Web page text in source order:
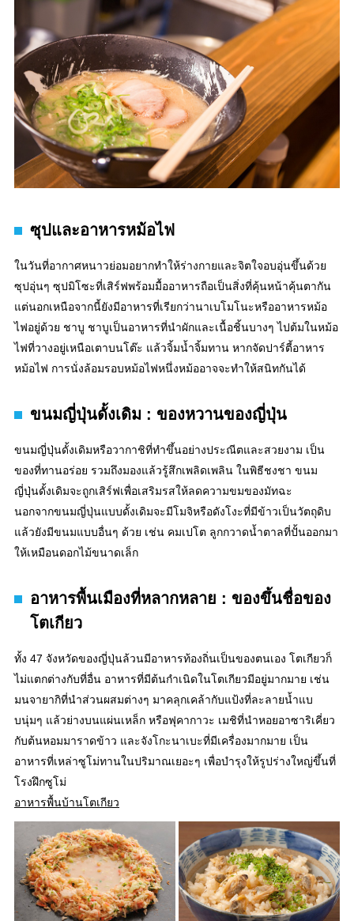
ซุปและอาหารหม้อไฟ
ในวันที่อากาศหนาวย่อมอยากทำให้ร่างกายและจิตใจอบอุ่นขึ้นด้วย
ซุปอุ่นๆ ซุปมิโซะที่เสิร์ฟพร้อมมื้ออาหารถือเป็นสิ่งที่คุ้นหน้าคุ้นตากัน
แต่นอกเหนือจากนี้ยังมีอาหารที่เรียกว่านาเบโมโนะหรืออาหารหม้อ
ไฟอยู่ด้วย ชาบู ชาบูเป็นอาหารที่นำผักและเนื้อชิ้นบางๆ ไปต้มในหม้อ
ไฟที่วางอยู่เหนือเตาบนโต๊ะ แล้วจิ้มน้ำจิ้มทาน หากจัดปาร์ตี้อาหาร
หม้อไฟ การนั่งล้อมรอบหม้อไฟหนึ่งหม้ออาจจะทำให้สนิทกันได้
ขนมญี่ปุ่นดั้งเดิม : ของหวานของญี่ปุ่น
ขนมญี่ปุ่นดั้งเดิมหรือวากาชิที่ทำขึ้นอย่างประณีตและสวยงาม เป็น
ของที่ทานอร่อย รวมถึงมองแล้วรู้สึกเพลิดเพลิน ในพิธีชงชา ขนม
ญี่ปุ่นดั้งเดิมจะถูกเสิร์ฟเพื่อเสริมรสให้ลดความขมของมัทฉะ
นอกจากขนมญี่ปุ่นแบบดั้งเดิมจะมีโมจิหรือดังโงะที่มีข้าวเป็นวัตถุดิบ
แล้วยังมีขนมแบบอื่นๆ ด้วย เช่น คมเปโต ลูกกวาดน้ำตาลที่ปั้นออกมา
ให้เหมือนดอกไม้ขนาดเล็ก
อาหารพื้นเมืองที่หลากหลาย : ของขึ้นชื่อของ
โตเกียว
ทั้ง 47 จังหวัดของญี่ปุ่นล้วนมีอาหารท้องถิ่นเป็นของตนเอง โตเกียวก็
ไม่แตกต่างกับที่อื่น อาหารที่มีต้นกำเนิดในโตเกียวมีอยู่มากมาย เช่น
มนจายากิที่นำส่วนผสมต่างๆ มาคลุกเคล้ากับแป้งที่ละลายน้ำแบ
บนุ่มๆ แล้วย่างบนแผ่นเหล็ก หรือฟุคากาวะ เมชิที่นำหอยอาซาริเคี่ยว
กับต้นหอมมาราดข้าว และจังโกะนาเบะที่มีเครื่องมากมาย เป็น
อาหารที่เหล่าซูโม่ทานในปริมาณเยอะๆ เพื่อบำรุงให้รูปร่างใหญ่ขึ้นที่
โรงฝึกซูโม่
อาหารพื้นบ้านโตเกียว